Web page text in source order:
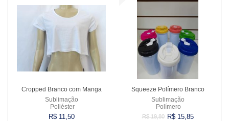
Cropped Branco com Manga
Sublimação
Poliéster
R$ 11,50
Squeeze Polímero Branco
Sublimação
Polímero
R$ 19,80 R$ 15,85